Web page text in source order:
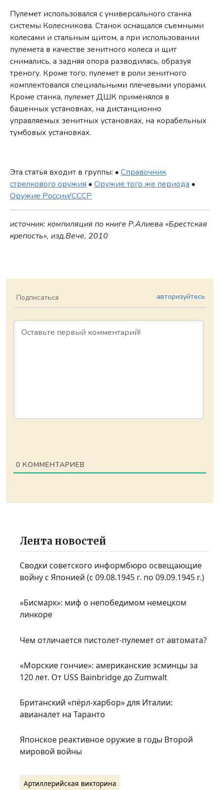
Пулемет использовался с универсального станка
системы Колесникова. Станок оснащался съемными
колесами и стальным щитом, а при использовании
пулемета в качестве зенитного колеса и щит
снимались, а задняя опора разводилась, образуя
треногу. Кроме того, пулемет в роли зенитного
комплектовался специальными плечевыми упорами.
Кроме станка, пулемет ДШК применялся в
башенных установках, на дистанционно
управляемых зенитных установках, на корабельных
тумбовых установках.
Эта статья входит в группы: •Справочник
стрелкового оружия •Оружие того же периода •
Оружие России/СССР
источник: компиляция по книге Р.Алиева «Брестская
крепость», изд.Вече, 2010
Подписаться авторизуйтесь
0 КОММЕНТАРИЕВ
Лента новостей
Сводки советского информбюро освещающие
войну с Японией (с 09.08.1945 г. по 09.09.1945 г.)
«Бисмарк»: миф о непобедимом немецком
линкоре
Чем отличается пистолет-пулемет от автомата?
«Морские гончие»: американские эсминцы за
120 лет. От USS Bainbridge до Zumwalt
Британский «пёрл-харбор» для Италии:
авианалет на Таранто
Японское реактивное оружие в годы Второй
мировой войны
Артиллерийская викторина